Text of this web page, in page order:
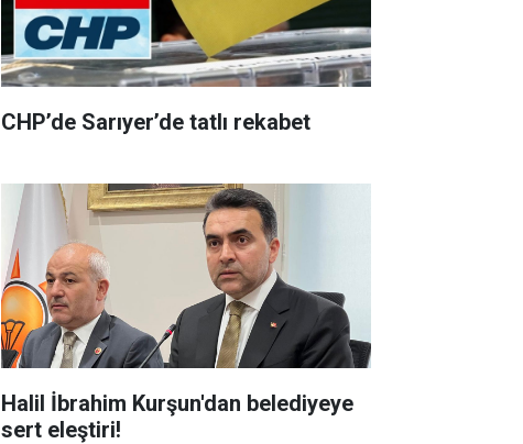
CHP’de Sarıyer’de tatlı rekabet
Halil İbrahim Kurşun'dan belediyeye
sert eleştiri!